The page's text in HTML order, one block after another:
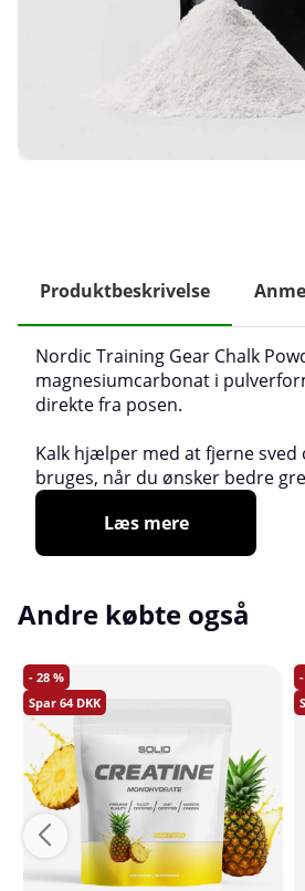
Produktbeskrivelse
Nordic Training Gear Chalk
magnesiumcarbonat i
direkte fra posen.
Kalk hjælper med at fjerne
bruges, når du ønsker bedre
Læs mere
Andre købte også
28
64